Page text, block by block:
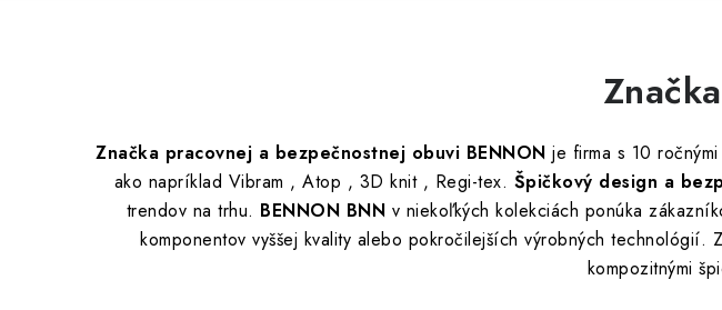
Značka pracovnej a bezpečnostnej obuvi BENNON je firma s 10
ako napríklad Vibram , Atop , 3D knit , Regi-tex. Špičkový design a
trendov na trhu. BENNON BNN v niekoľkých kolekciách ponúka
komponentov vyššej kvality alebo pokročilejších výrobných technológií.
kompozitnými